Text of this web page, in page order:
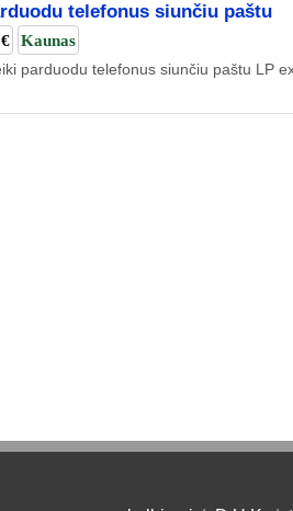
telefonus siunčiu paštu
Kaunas
parduodu telefonus siunčiu paštu LP